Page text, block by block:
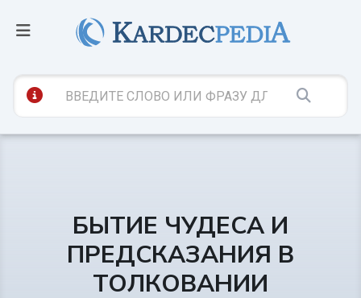
БЫТИЕ ЧУДЕСА И
ПРЕДСКАЗАНИЯ В
ТОЛКОВАНИИ